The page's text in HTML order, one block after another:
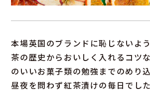
本場英国のブランドに恥じないよ
茶の歴史からおいしく入れるコツ
のいいお菓子類の勉強までのめり
昼夜を問わず紅茶漬けの毎日でした